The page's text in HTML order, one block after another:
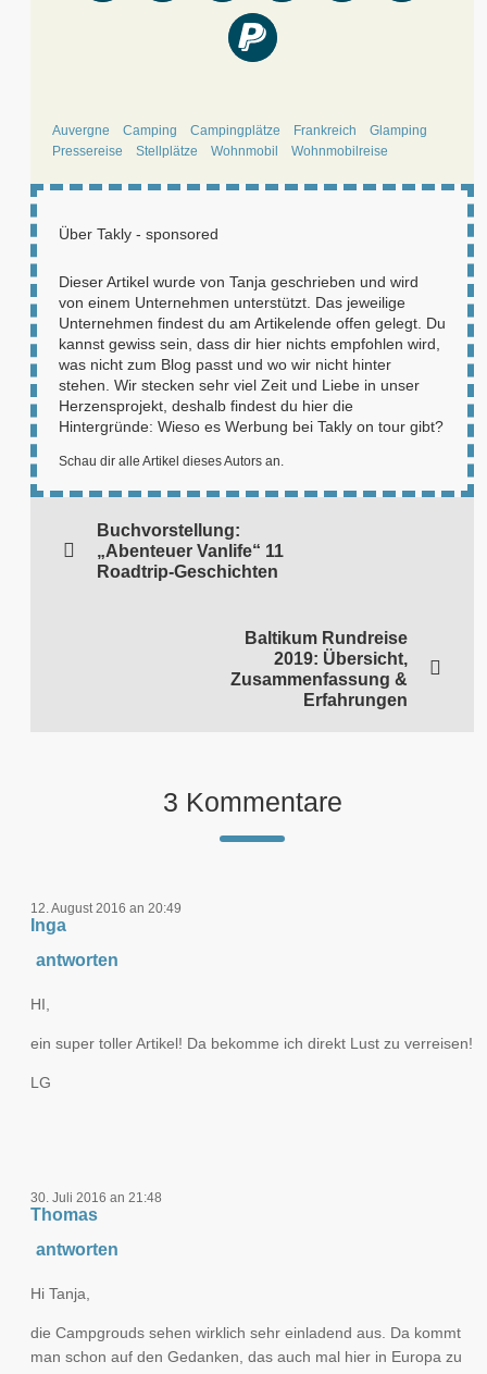
Auvergne Camping Campingplätze Frankreich
Glamping
Pressereise
Stellplätze Wohnmobil Wohnmobilreise
Über Takly - sponsored
Dieser Artikel wurde von Tanja geschrieben und wird
von einem Unternehmen unterstützt. Das jeweilige
Unternehmen findest du am Artikelende offen gelegt. Du
kannst gewiss sein, dass dir hier nichts empfohlen wird,
was nicht zum Blog passt und wo wir nicht hinter
stehen. Wir stecken sehr viel Zeit und Liebe in unser
Herzensprojekt, deshalb findest du hier die
Hintergründe: Wieso es Werbung bei Takly on tour gibt?
Schau dir alle Artikel dieses Autors an.
Buchvorstellung:
„Abenteuer Vanlife“ 11
Roadtrip-Geschichten
Baltikum Rundreise
2019: Übersicht,
Zusammenfassung &
Erfahrungen
3 Kommentare
12. August 2016 an 20:49
Inga
antworten
HI,
ein super toller Artikel! Da bekomme ich direkt Lust zu verreisen!
LG
30. Juli 2016 an 21:48
Thomas
antworten
Hi Tanja,
die Campgrouds sehen wirklich sehr einladend aus. Da kommt
man schon auf den Gedanken, das auch mal hier in Europa zu